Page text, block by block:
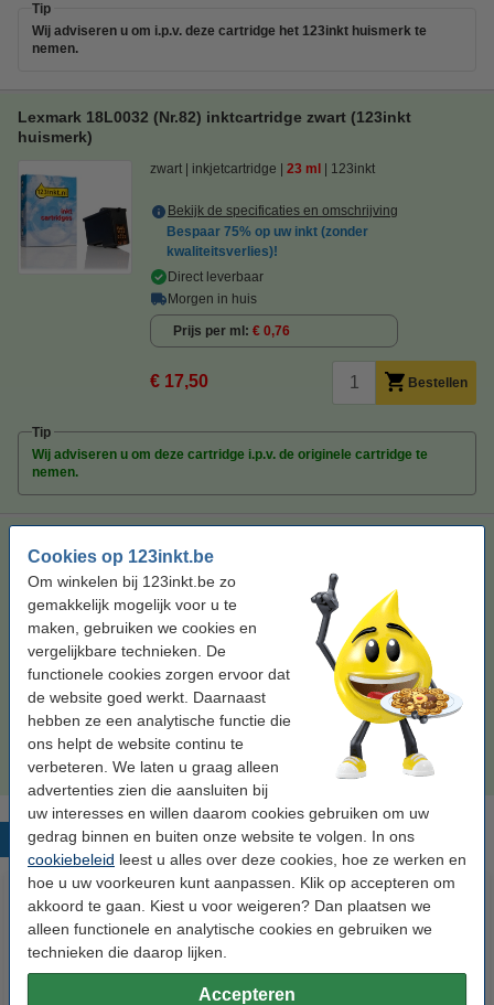
Cookies op 123inkt.be
Om winkelen bij 123inkt.be zo
gemakkelijk mogelijk voor u te
maken, gebruiken we cookies en
vergelijkbare technieken. De
functionele cookies zorgen ervoor dat
de website goed werkt. Daarnaast
hebben ze een analytische functie die
ons helpt de website continu te
verbeteren. We laten u graag alleen
advertenties zien die aansluiten bij
uw interesses en willen daarom cookies gebruiken om uw
gedrag binnen en buiten onze website te volgen. In ons
cookiebeleid leest u alles over deze cookies, hoe ze werken en
hoe u uw voorkeuren kunt aanpassen. Klik op accepteren om
akkoord te gaan. Kiest u voor weigeren? Dan plaatsen we
alleen functionele en analytische cookies en gebruiken we
technieken die daarop lijken.
Accepteren
Tip
Wij adviseren u om i.p.v. deze cartridge het 123inkt huismerk te
nemen.
Lexmark 18L0032 (Nr.82) inktcartridge zwart (123inkt
huismerk)
zwart inkjetcartridge 23 ml 123inkt
Bekijk de specificaties en omschrijving
Bespaar 75% op uw inkt (zonder
kwaliteitsverlies)!
Direct leverbaar
Morgen in huis
Prijs per ml € 0,76
€ 17,50 Bestellen
Tip
Wij adviseren u om deze cartridge i.p.v. de originele cartridge te
nemen.
46 ml Doublepack 18L0032E
Bekijk de specificaties en omschrijving
Prijs per ml € 0,71
€ 32,50 Bestellen
Populaire producten